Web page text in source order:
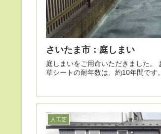
さいたま市：庭しまい
庭しまいをご用命いただきました。 お庭のメイン部分は防草シートを敷設しました。 防
草シートの耐年数は、約10年間です。
人工芝